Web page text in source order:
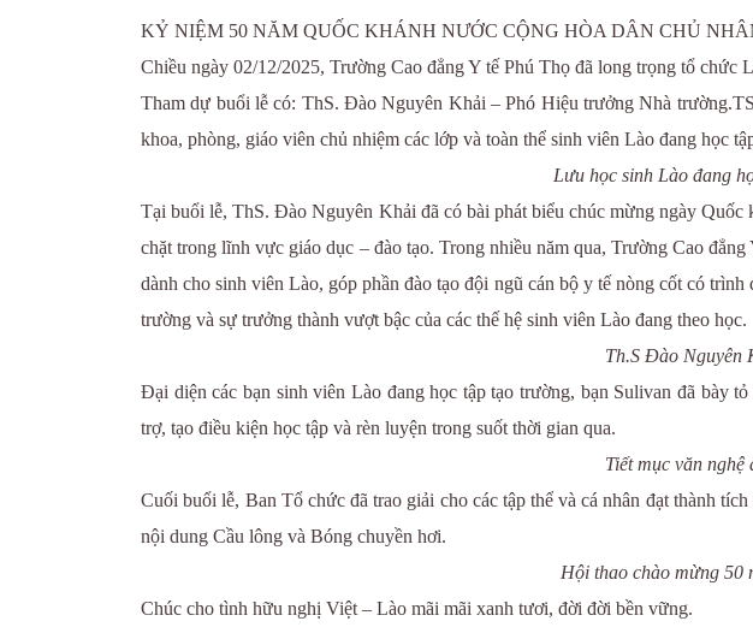
KỶ NIỆM 50 NĂM QUỐC KHÁNH NƯỚC CỘNG HÒA DÂN CHỦ
Chiều ngày 02/12/2025, Trường Cao đẳng Y tế Phú Thọ đã long trọng tổ
Tham dự buổi lễ có: ThS. Đào Nguyên Khải – Phó Hiệu trưởng Nhà
khoa, phòng, giáo viên chủ nhiệm các lớp và toàn thể sinh viên Lào đang học
Lưu học sinh Lào đang
Tại buổi lễ, ThS. Đào Nguyên Khải đã có bài phát biểu chúc mừng ngày
chặt trong lĩnh vực giáo dục – đào tạo. Trong nhiều năm qua, Trường Cao
dành cho sinh viên Lào, góp phần đào tạo đội ngũ cán bộ y tế nòng cốt có
trường và sự trưởng thành vượt bậc của các thế hệ sinh viên Lào đang theo học.
Th.S Đào Nguyên
Đại diện các bạn sinh viên Lào đang học tập tạo trường, bạn Sulivan đã bày
trợ, tạo điều kiện học tập và rèn luyện trong suốt thời gian qua.
Tiết mục văn nghệ
Cuối buổi lễ, Ban Tổ chức đã trao giải cho các tập thể và cá nhân đạt thành
nội dung Cầu lông và Bóng chuyền hơi.
Hội thao chào mừng
Chúc cho tình hữu nghị Việt – Lào mãi mãi xanh tươi, đời đời bền vững.